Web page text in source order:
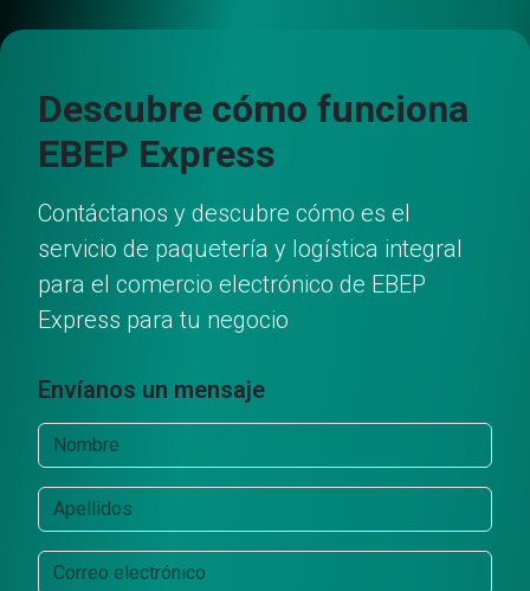
Descubre cómo funciona
EBEP Express
Contáctanos y descubre cómo es el
servicio de paquetería y logística integral
para el comercio electrónico de EBEP
Express para tu negocio
Envíanos un mensaje